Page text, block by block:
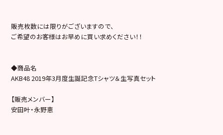
販売枚数には限りがございますので、
ご希望のお客様はお早めに買い求めください！！
◆商品名
AKB48 2019年3月度生誕記念Tシャツ＆生写真セット
【販売メンバー】
安田叶・永野恵